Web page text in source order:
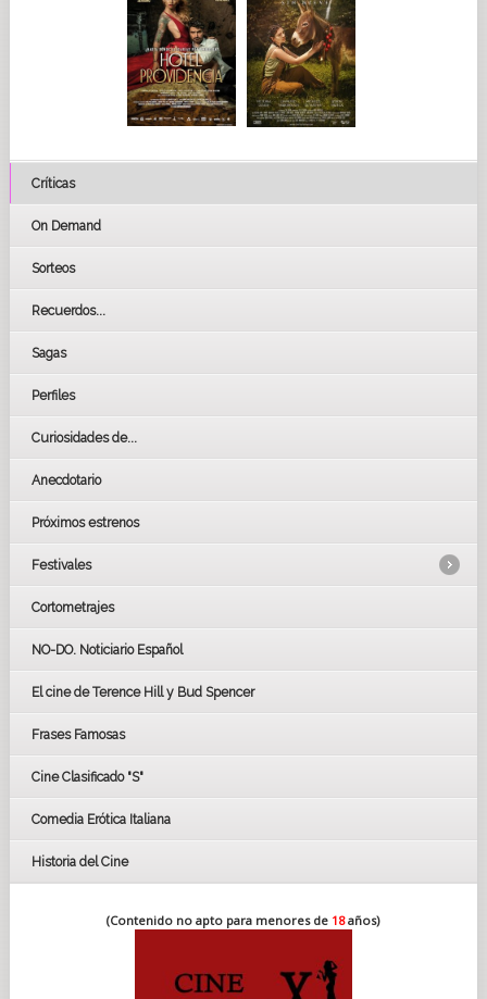
Críticas
On Demand
Sorteos
Recuerdos...
Sagas
Perfiles
Curiosidades de...
Anecdotario
Próximos estrenos
Festivales
LOS OSCARS
GOYAS
BAFTA
Cortometrajes
NO-DO. Noticiario Español
El cine de Terence Hill y Bud Spencer
Frases Famosas
Cine Clasificado "S"
Comedia Erótica Italiana
Historia del Cine
(Contenido no apto para menores de 18años)